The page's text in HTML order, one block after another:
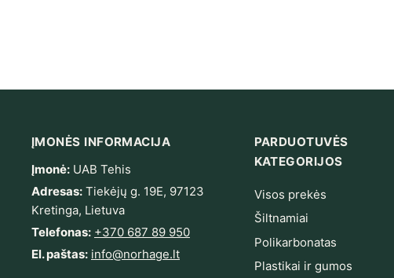
ĮMONĖS INFORMACIJA
Įmonė: UAB Tehis
Adresas: Tiekėjų g. 19E, 97123
Kretinga, Lietuva
Telefonas: +370 687 89 950
El. paštas: info@norhage.lt
PARDUOTUVĖS
KATEGORIJOS
Visos prekės
Šiltnamiai
Polikarbonatas
Plastikai ir gumos